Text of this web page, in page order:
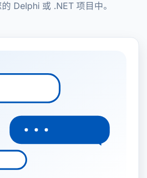
Delphi 或 .NET 项目中。